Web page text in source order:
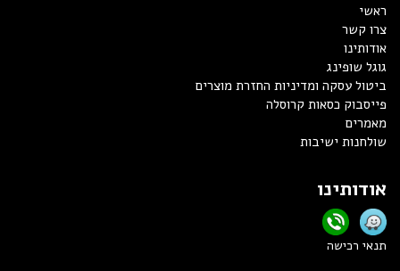
ראשי
צרו קשר
אודותינו
גוגל שופינג
ביטול עסקה ומדיניות החזרת מוצרים
פייסבוק כסאות קרוסלה
מאמרים
שולחנות ישיבות
אודותינו
תנאי רכישה